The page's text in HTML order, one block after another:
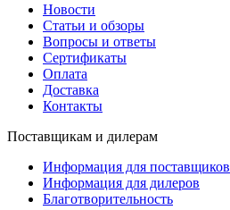
Новости
Статьи и обзоры
Вопросы и ответы
Сертификаты
Оплата
Доставка
Контакты
Поставщикам и дилерам
Информация для поставщиков
Информация для дилеров
Благотворительность